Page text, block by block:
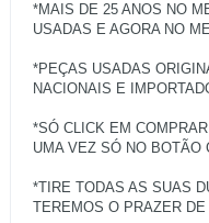
*MAIS DE 25 ANOS NO
USADAS E AGORA NO
*PEÇAS USADAS
NACIONAIS E
*SÓ CLICK EM
UMA VEZ SÓ NO BOTÃO
*TIRE TODAS AS SUAS
TEREMOS O PRAZER